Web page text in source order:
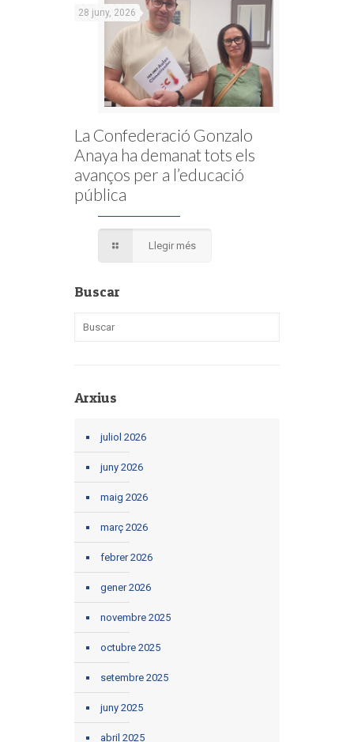
28 juny, 2026
La Confederació Gonzalo
Anaya ha demanat tots els
avanços per a l’educació
pública
Llegir més
Buscar
Arxius
juliol 2026
juny 2026
maig 2026
març 2026
febrer 2026
gener 2026
novembre 2025
octubre 2025
setembre 2025
juny 2025
abril 2025